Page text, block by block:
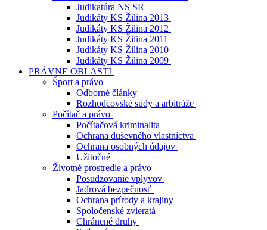
Judikatúra NS SR
Judikáty KS Žilina 2013
Judikáty KS Žilina 2012
Judikáty KS Žilina 2011
Judikáty KS Žilina 2010
Judikáty KS Žilina 2009
PRÁVNE OBLASTI
Šport a právo
Odborné články
Rozhodcovské súdy a arbitráže
Počítač a právo
Počítačová kriminalita
Ochrana duševného vlastníctva
Ochrana osobných údajov
Užitočné
Životné prostredie a právo
Posudzovanie vplyvov
Jadrová bezpečnosť
Ochrana prírody a krajiny
Spoločenské zvieratá
Chránené druhy